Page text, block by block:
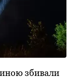
збивали